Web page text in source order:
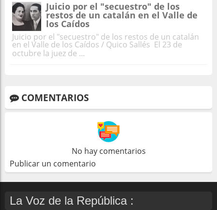
Juicio por el "secuestro" de los
restos de un catalán en el Valle de
los Caídos
Juicio por el "secuestro" de los restos de un catalán
en el Valle de los Caídos / Quico Sallés El 23 de
octubre la juez de ...
COMENTARIOS
No hay comentarios
Publicar un comentario
La Voz de la República :